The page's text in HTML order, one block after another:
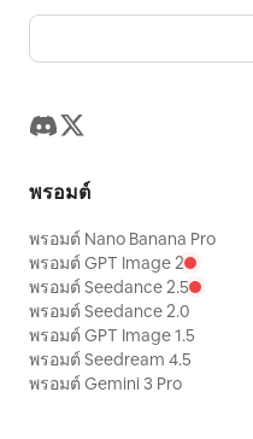
พรอมต์
พรอมต์ Nano Banana Pro
พรอมต์ GPT Image 2
พรอมต์ Seedance 2.5
พรอมต์ Seedance 2.0
พรอมต์ GPT Image 1.5
พรอมต์ Seedream 4.5
พรอมต์ Gemini 3 Pro